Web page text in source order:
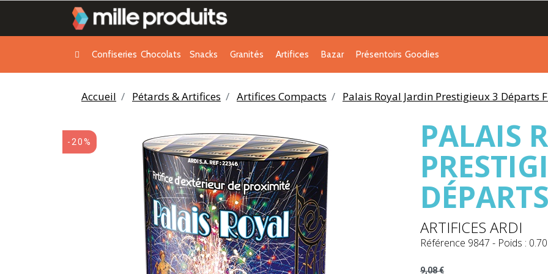
Confiseries Chocolats Snacks Granités Artifices Bazar Présentoirs Goodies
Accueil Pétards & Artifices Artifices Compacts Palais Royal Jardin Prestigieux 3 Départs
-20% PALAIS
ARTIFICES ARDI
Référence 9847 - Poids :
9,08 €